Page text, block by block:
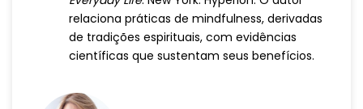
relaciona práticas de mindfulness, derivadas
de tradições espirituais, com evidências
científicas que sustentam seus benefícios.